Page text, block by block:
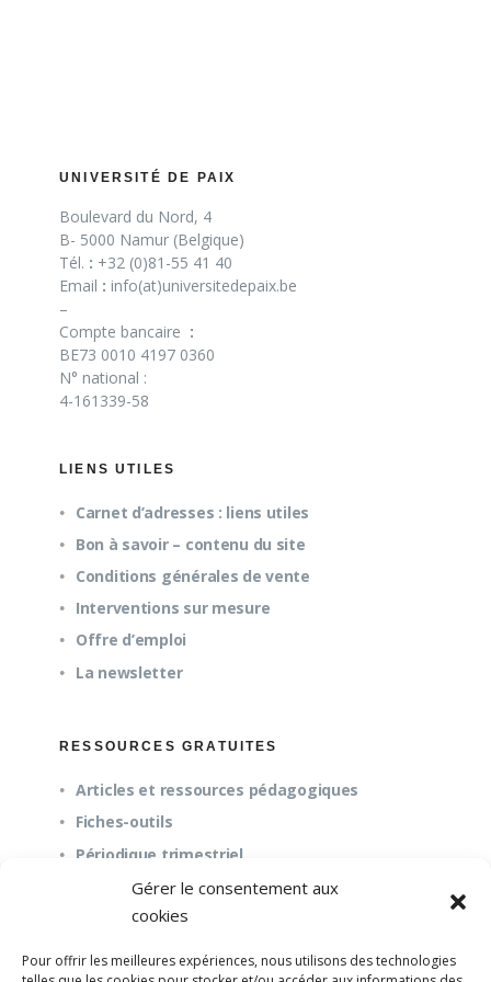
Gérer le consentement aux
cookies
Pour offrir les meilleures expériences, nous utilisons des technologies
UNIVERSITÉ DE PAIX
Boulevard du Nord, 4
B- 5000 Namur (Belgique)
Tél. : +32 (0)81-55 41 40
Email : info(at)universitedepaix.be
–
Compte bancaire :
BE73 0010 4197 0360
N° national :
4-161339-58
LIENS UTILES
Carnet d’adresses : liens utiles
Bon à savoir – contenu du site
Conditions générales de vente
Interventions sur mesure
Offre d’emploi
La newsletter
RESSOURCES GRATUITES
Articles et ressources pédagogiques
Fiches-outils
Périodique trimestriel
À propos